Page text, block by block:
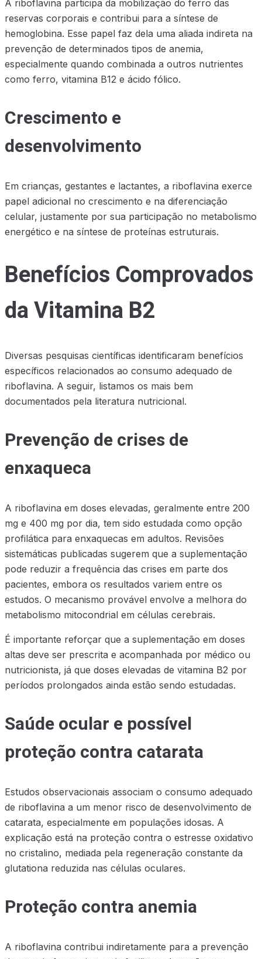
A riboflavina participa da mobilização do ferro das
reservas corporais e contribui para a síntese de
hemoglobina. Esse papel faz dela uma aliada indireta na
prevenção de determinados tipos de anemia,
especialmente quando combinada a outros nutrientes
como ferro, vitamina B12 e ácido fólico.
Crescimento e
desenvolvimento
Em crianças, gestantes e lactantes, a riboflavina exerce
papel adicional no crescimento e na diferenciação
celular, justamente por sua participação no metabolismo
energético e na síntese de proteínas estruturais.
Benefícios Comprovados
da Vitamina B2
Diversas pesquisas científicas identificaram benefícios
específicos relacionados ao consumo adequado de
riboflavina. A seguir, listamos os mais bem
documentados pela literatura nutricional.
Prevenção de crises de
enxaqueca
A riboflavina em doses elevadas, geralmente entre 200
mg e 400 mg por dia, tem sido estudada como opção
profilática para enxaquecas em adultos. Revisões
sistemáticas publicadas sugerem que a suplementação
pode reduzir a frequência das crises em parte dos
pacientes, embora os resultados variem entre os
estudos. O mecanismo provável envolve a melhora do
metabolismo mitocondrial em células cerebrais.
É importante reforçar que a suplementação em doses
altas deve ser prescrita e acompanhada por médico ou
nutricionista, já que doses elevadas de vitamina B2 por
períodos prolongados ainda estão sendo estudadas.
Saúde ocular e possível
proteção contra catarata
Estudos observacionais associam o consumo adequado
de riboflavina a um menor risco de desenvolvimento de
catarata, especialmente em populações idosas. A
explicação está na proteção contra o estresse oxidativo
no cristalino, mediada pela regeneração constante da
glutationa reduzida nas células oculares.
Proteção contra anemia
A riboflavina contribui indiretamente para a prevenção